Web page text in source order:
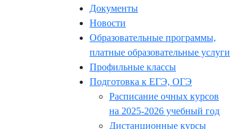
Документы
Новости
Образовательные программы,
платные образовательные услуги
Профильные классы
Подготовка к ЕГЭ, ОГЭ
Расписание очных курсов
на 2025-2026 учебный год
Дистанционные курсы